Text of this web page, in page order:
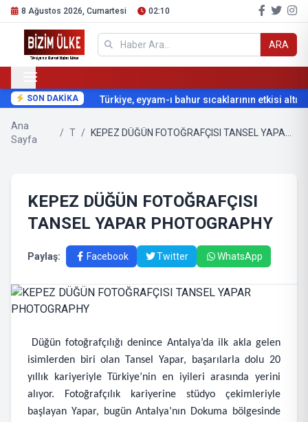
8 Ağustos 2026, Cumartesi 02:10
ARA
SON DAKİKA Türkiye, eyyam-ı bahur sıcaklarının etkisi
Ana
Sayfa
/ T /
KEPEZ DÜĞÜN FOTOĞRAFÇISI
TANSEL YAPAR PHOTOGRAPHY
Paylaş: Facebook Twitter WhatsApp
Düğün fotoğrafçılığı denince Antalya’da ilk akla gelen
isimlerden biri olan Tansel Yapar, başarılarla dolu 20
yıllık kariyeriyle Türkiye’nin en iyileri arasında yerini
alıyor. Fotoğrafçılık kariyerine stüdyo çekimleriyle
başlayan Yapar, bugün Antalya’nın Dokuma bölgesinde